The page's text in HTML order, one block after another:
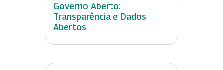
Governo Aberto:
Transparência e Dados
Abertos